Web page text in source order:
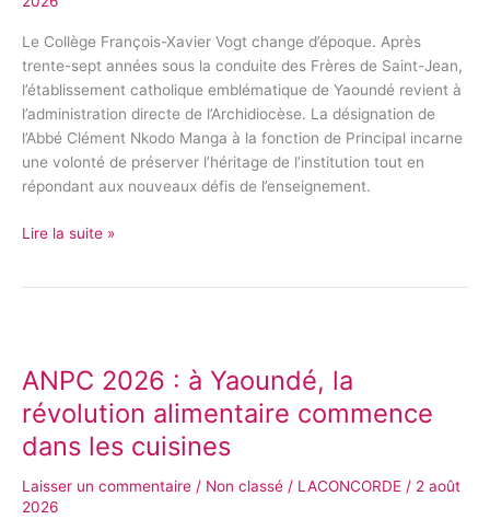
Le Collège François-Xavier Vogt change d’époque. Après
trente-sept années sous la conduite des Frères de Saint-Jean,
l’établissement catholique emblématique de Yaoundé revient à
l’administration directe de l’Archidiocèse. La désignation de
l’Abbé Clément Nkodo Manga à la fonction de Principal incarne
une volonté de préserver l’héritage de l’institution tout en
répondant aux nouveaux défis de l’enseignement.
Lire la suite »
ANPC 2026 : à Yaoundé, la
révolution alimentaire commence
dans les cuisines
Laisser un commentaire / Non classé / LACONCORDE / 2 août
2026
Yaoundé,
la
alimentaire